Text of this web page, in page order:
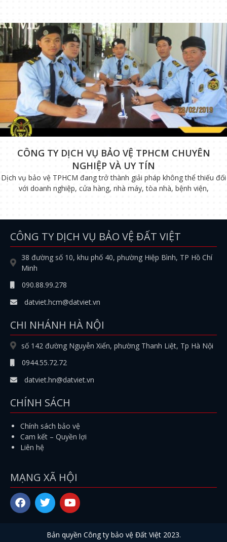
CÔNG TY DỊCH VỤ BẢO VỆ TPHCM CHUYÊN
NGHIỆP VÀ UY TÍN
Dịch vụ bảo vệ TPHCM đang trở thành giải pháp không thể thiếu đối
với doanh nghiệp, cửa hàng, nhà máy, tòa nhà, bệnh viện,
CÔNG TY DỊCH VỤ BẢO VỆ ĐẤT VIỆT
38 đường số 10, khu phố 40, phường Hiệp Bình, TP Hồ Chí
Minh
090.88.99.278
datviet.hcm@datviet.vn
CHI NHÁNH HÀ NỘI
số 142 đường Nguyễn Xiển, phường Thanh Liệt, Tp Hà Nội
0944.55.72.72
datviet.hn@datviet.vn
CHÍNH SÁCH
Chính sách bảo vệ
Cam kết – Quyền lợi
Liên hệ
MẠNG XÃ HỘI
Bản quyền Công ty bảo vệ Đất Việt2023.